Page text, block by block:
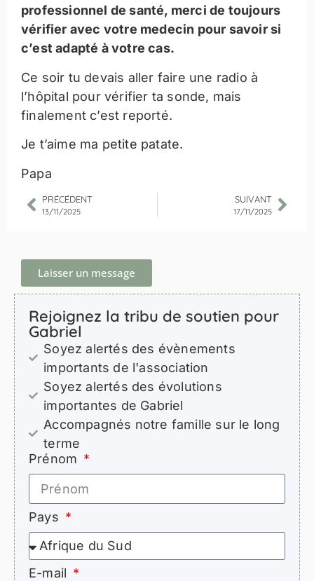
professionnel de santé, merci de toujours
vérifier avec votre medecin pour savoir si
c’est adapté à votre cas.
Ce soir tu devais aller faire une radio à
l’hôpital pour vérifier ta sonde, mais
finalement c’est reporté.
Je t’aime ma petite patate.
Papa
PRÉCÉDENT
13/11/2025
SUIVANT
17/11/2025
Laisser un message
Rejoignez la tribu de soutien pour
Gabriel
Soyez alertés des évènements
importants de l'association
Soyez alertés des évolutions
importantes de Gabriel
Accompagnés notre famille sur le long
terme
Prénom
Pays
E-mail